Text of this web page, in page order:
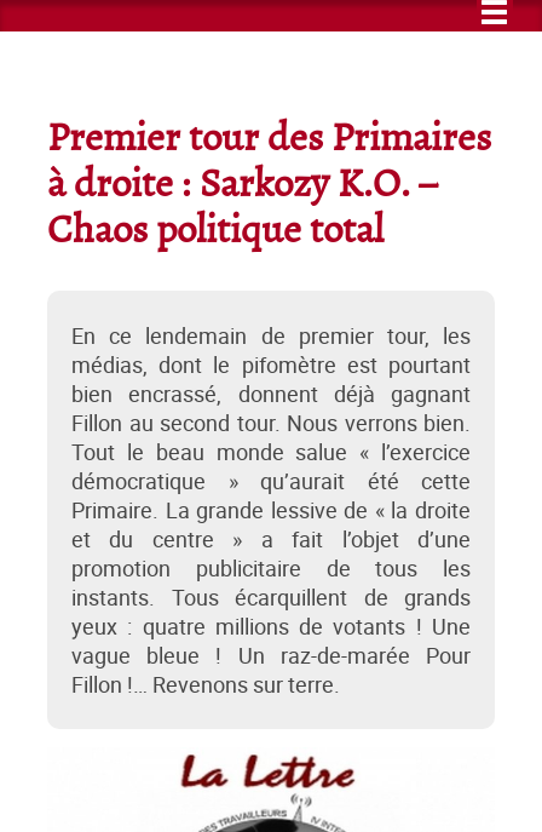
Premier tour des Primaires
à droite : Sarkozy K.O. –
Chaos politique total
En ce lendemain de premier tour, les
médias, dont le pifomètre est pourtant
bien encrassé, donnent déjà gagnant
Fillon au second tour. Nous verrons bien.
Tout le beau monde salue « l’exercice
démocratique » qu’aurait été cette
Primaire. La grande lessive de « la droite
et du centre » a fait l’objet d’une
promotion publicitaire de tous les
instants. Tous écarquillent de grands
yeux : quatre millions de votants ! Une
vague bleue ! Un raz-de-marée Pour
Fillon !… Revenons sur terre.